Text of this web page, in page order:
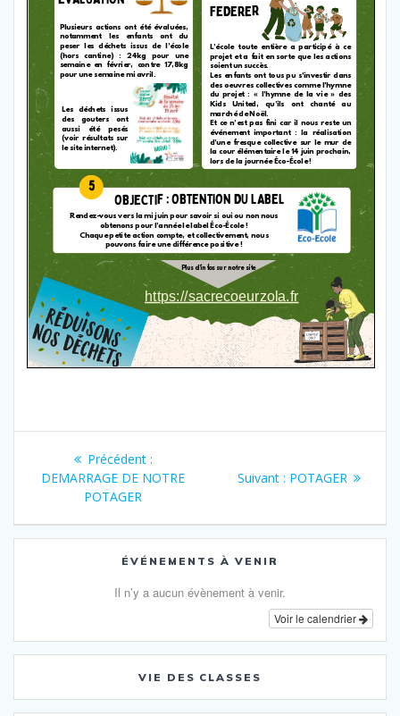
Navigation
de
l’article
Précédent :Article
précédent
DEMARRAGE DE NOTRE
POTAGER
Suivant : Article
POTAGER
ÉVÉNEMENTS À VENIR
Il n’y a aucun évènement à venir.
Voir le calendrier
VIE DES CLASSES